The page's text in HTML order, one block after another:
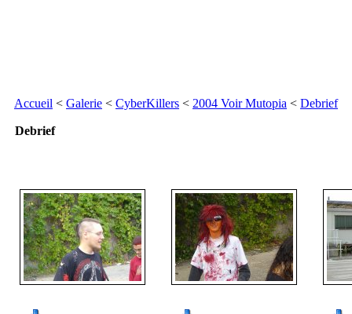
Accueil < Galerie < CyberKillers < 2004 Voir Mutopia < Debrief
Debrief